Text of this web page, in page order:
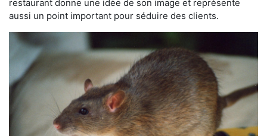
restaurant donne une idée de son image et représente
aussi un point important pour séduire des clients.